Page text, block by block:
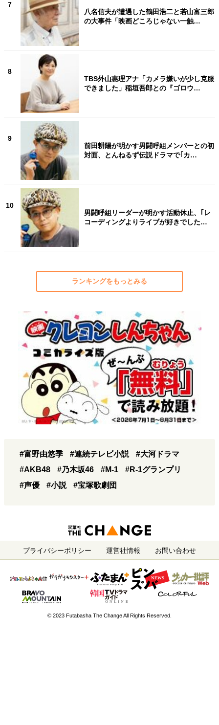
7
八名信夫が遭遇した鶴田浩二と若山富三郎
の大事件「映画どころじゃない一触…
8
TBS外山惠理アナ「カメラ嫌いが少し克服
できました」稲垣吾郎との『ゴロウ…
9
前田耕陽が明かす男闘呼組メンバーとの初
対面、とんねるず伝説ドラマで｢カ…
10
男闘呼組リーダーが明かす活動休止、｢レ
コーディングよりライブが好きでした…
ランキングをもっとみる
#富野由悠季 #連続テレビ小説
#大河ドラマ
#AKB48
#乃木坂46 #M-1
#R-1グランプリ
#声優
#小説 #宝塚歌劇団
プライバシーポリシー 運営社情報 お問い合わせ
© 2023 Futabasha The Change All Rights Reserved.